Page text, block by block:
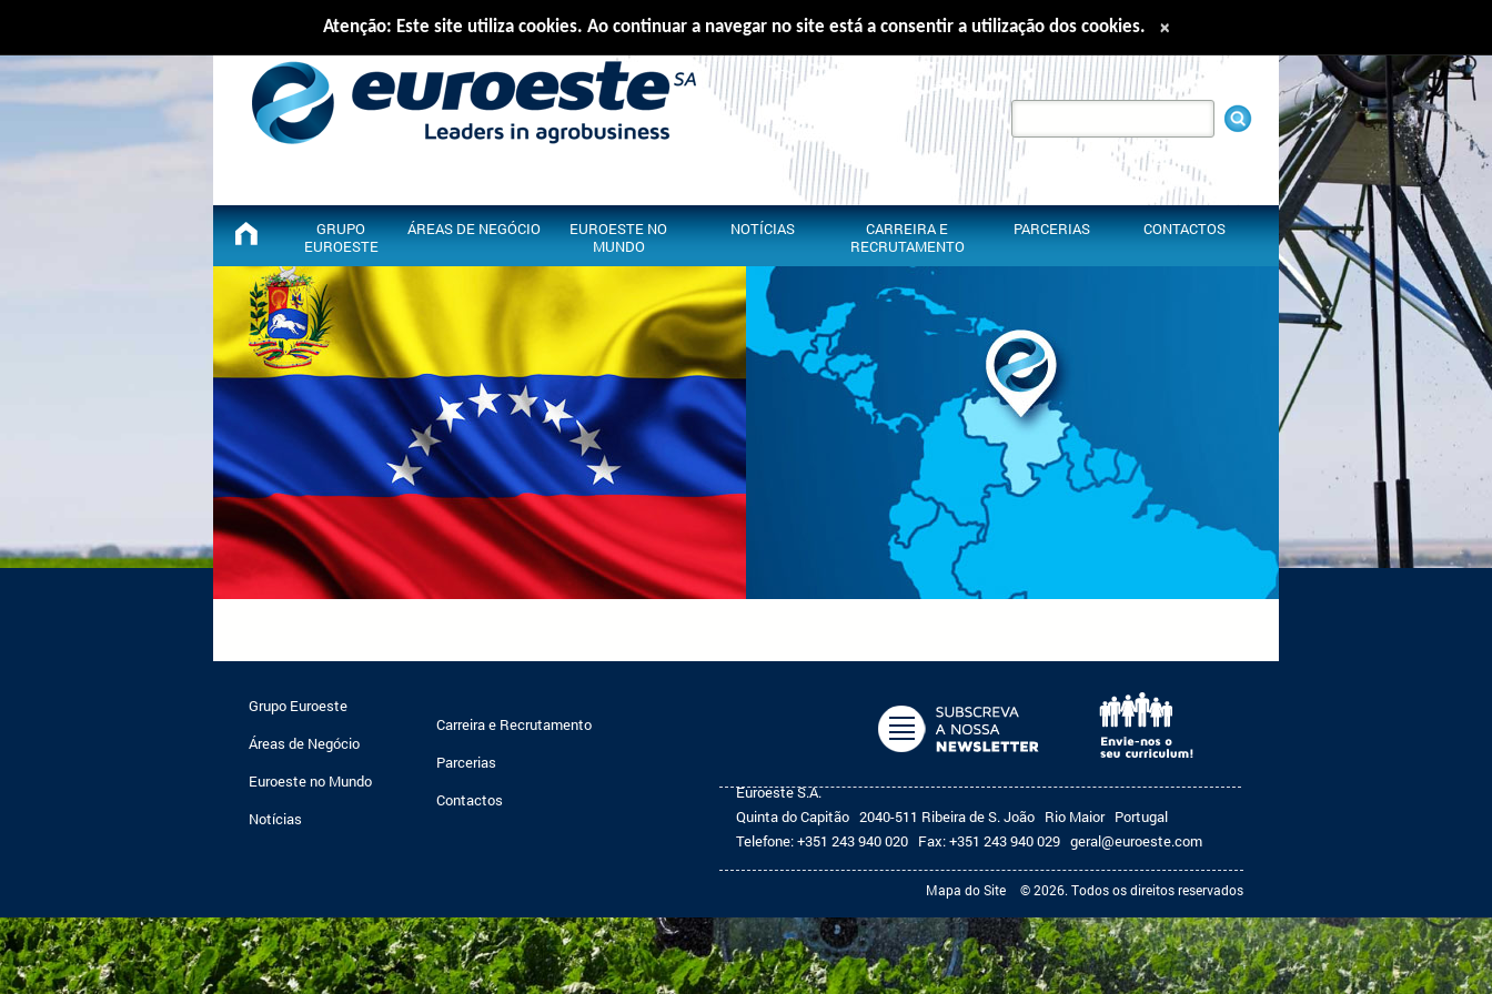
Português English Español Français
GRUPO
EUROESTE
ÁREAS DE NEGÓCIO
EUROESTE NO
MUNDO
NOTÍCIAS
CARREIRA E
RECRUTAMENTO
PARCERIAS CONTACTOS
Grupo Euroeste
Áreas de Negócio
Euroeste no Mundo
Notícias
Carreira e Recrutamento
Parcerias
Contactos
Euroeste S.A.
Quinta do Capitão 2040-511 Ribeira de S. João Rio Maior Portugal
Telefone:+351 243 940 020 Fax:+351 243 940 029 geral@euroeste.com
Mapa do Site © 2026. Todos os direitos reservados
Atenção: Este site utiliza cookies. Ao continuar a navegar no site está a consentir a utilização dos cookies. ×